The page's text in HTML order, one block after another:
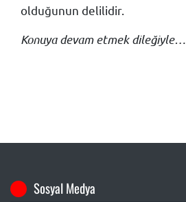
olduğunun delilidir.
Konuya devam etmek dileğiyle…
Sosyal Medya